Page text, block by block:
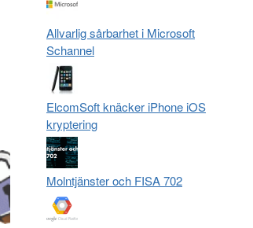
Allvarlig sårbarhet i Microsoft
Schannel
ElcomSoft knäcker iPhone iOS
kryptering
Molntjänster och FISA 702